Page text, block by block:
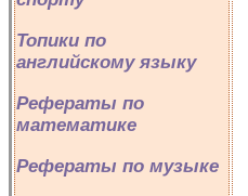
Топики по
английскому языку
Рефераты по
математике
Рефераты по музыке